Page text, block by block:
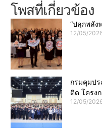
โพสที่เกี่ยวข้อง
“ปลุกพลัง
12/05/
กรมคุมป
ติด โครง
12/05/